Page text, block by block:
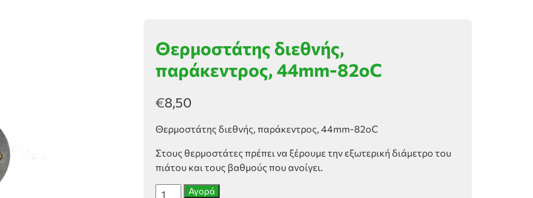
Θερμοστάτης διεθνής,
παράκεντρος, 44mm-82οC
€8,50
Θερμοστάτης διεθνής, παράκεντρος, 44mm-82οC
Στους θερμοστάτες πρέπει να ξέρουμε την εξωτερική διάμετρο του
πιάτου και τους βαθμούς που ανοίγει.
Θερμοστάτης
Αγορά